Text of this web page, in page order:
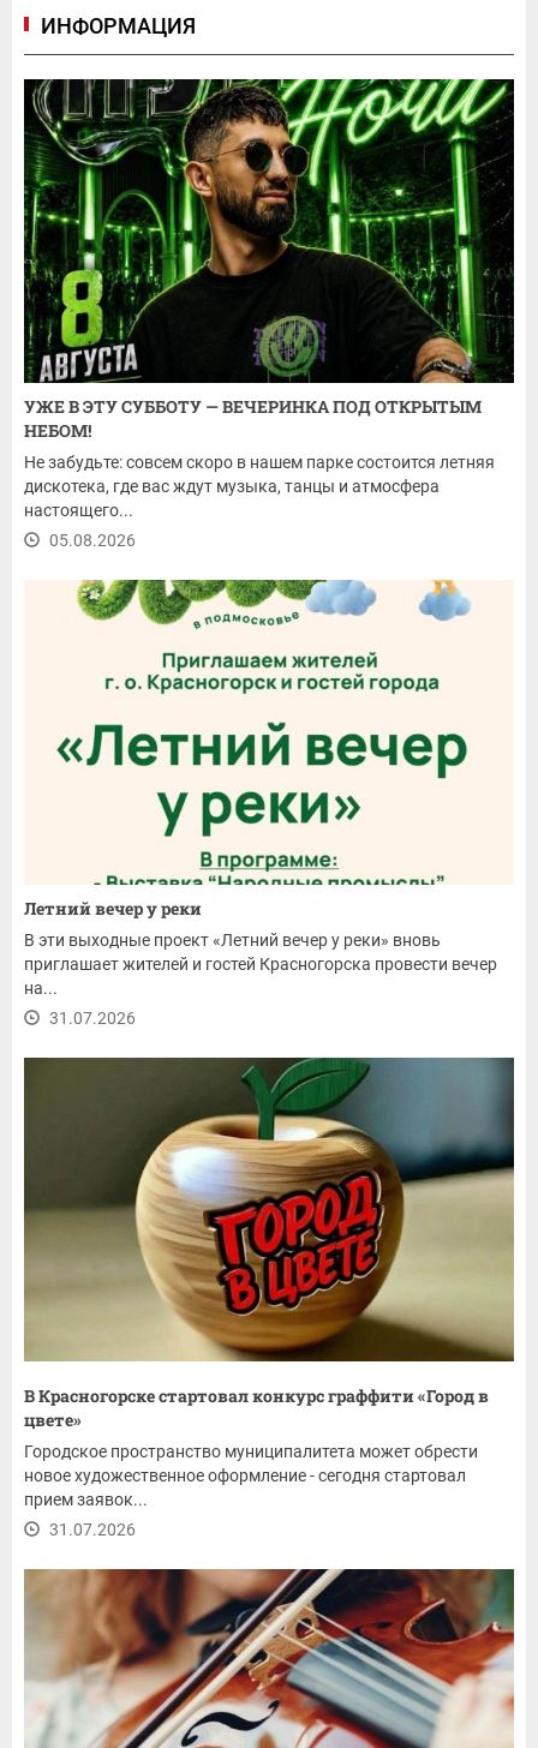
ИНФОРМАЦИЯ
УЖЕ В ЭТУ СУББОТУ — ВЕЧЕРИНКА ПОД ОТКРЫТЫМ
НЕБОМ!
Не забудьте: совсем скоро в нашем парке состоится летняя
дискотека, где вас ждут музыка, танцы и атмосфера
настоящего...
05.08.2026
Летний вечер у реки
В эти выходные проект «Летний вечер у реки» вновь
приглашает жителей и гостей Красногорска провести вечер
на...
31.07.2026
В Красногорске стартовал конкурс граффити «Город в
цвете»
Городское пространство муниципалитета может обрести
новое художественное оформление - сегодня стартовал
прием заявок...
31.07.2026